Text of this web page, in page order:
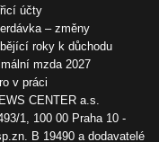
účty
– změny
roky k důchodu
mzda 2027
v práci
CENTER a.s.
1, 100 00 Praha 10 -
B 19490 a dodavatelé